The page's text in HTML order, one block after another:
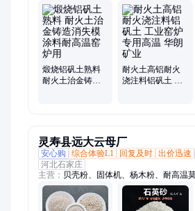
粉、孵化蛭石、托玛琳粉、石英砂滤料、
维、造景夜光石、除锈石英砂、超细氧化
淀滑石粉、高岭土、夜光石、木粉、莫来
结构防火涂料、生物质颗粒、金刚砂、铝
煅烧铝矾土熟料
耐火土治金铸造
耐火土高铝耐火
浇注料铝矾土 工
灵寿县远大云母厂
安心购
综合体验L1 回复及时 出价迅速
河北石家庄
主营： 贝壳粉、固体机、杨木粉、耐高温
矿、水洗砂、钠云母、硅酸盐、磨漂珠、
块、细云母、发光石、黑彩砂、轻钙粉、